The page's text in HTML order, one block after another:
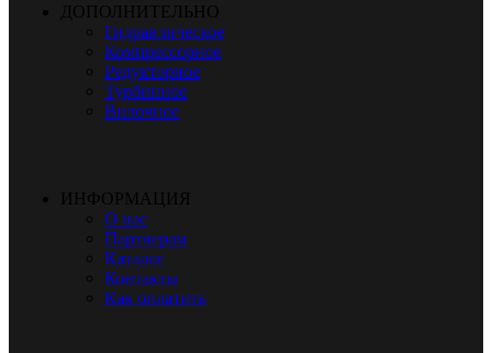
ДОПОЛНИТЕЛЬНО
Гидравлическое
Компрессорное
Редукторное
Турбинное
Вилочное
ИНФОРМАЦИЯ
О нас
Партнерам
Каталог
Контакты
Как оплатить